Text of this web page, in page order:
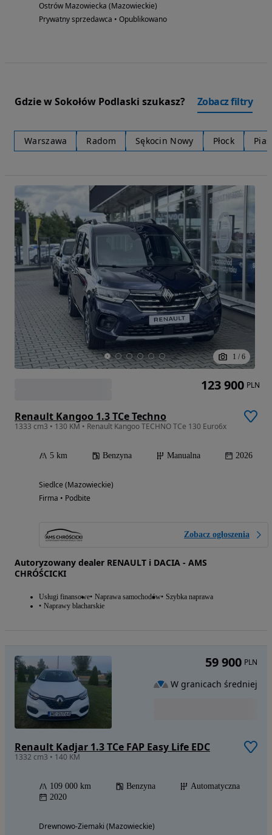
Ostrów Mazowiecka (Mazowieckie)
Prywatny sprzedawca • Opublikowano
Gdzie w Sokołów Podlaski szukasz? Zobacz filtry
Warszawa Radom Sękocin Nowy Płock
1 / 6
Renault Kangoo 1.3 TCe Techno
1333 cm3 • 130 KM • Renault Kangoo TECHNO TCe 130 Euro6x
5 km Benzyna Manualna 2026
Siedlce (Mazowieckie)
Firma • Podbite
Zobacz ogłoszenia
Autoryzowany dealer RENAULT i DACIA - AMS
CHRÓŚCICKI
Usługi finansowe Naprawa samochodów Szybka naprawa
Naprawy blacharskie
123 900 PLN
Renault Kadjar 1.3 TCe FAP Easy Life EDC
1332 cm3 • 140 KM
109 000 km Benzyna
Automatyczna
2020
Drewnowo-Ziemaki (Mazowieckie)
59 900 PLN
W granicach średniej